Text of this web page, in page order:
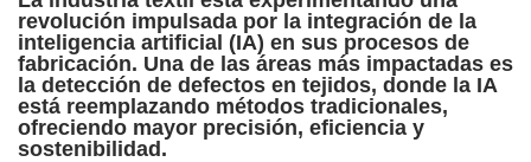
revolución impulsada por la integración de la
inteligencia artificial (IA) en sus procesos de
fabricación. Una de las áreas más impactadas es
la detección de defectos en tejidos, donde la IA
está reemplazando métodos tradicionales,
ofreciendo mayor precisión, eficiencia y
sostenibilidad.